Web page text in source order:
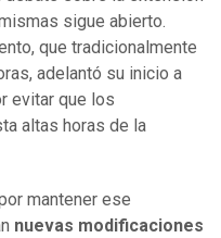
sigue abierto.
que tradicionalmente
adelantó su inicio a
evitar que los
altas horas de la
mantener ese
nuevas modificaciones